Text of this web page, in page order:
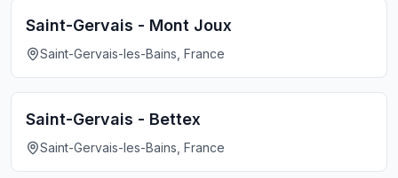
Saint-Gervais - Mont Joux
Saint-Gervais-les-Bains, France
Saint-Gervais - Bettex
Saint-Gervais-les-Bains, France